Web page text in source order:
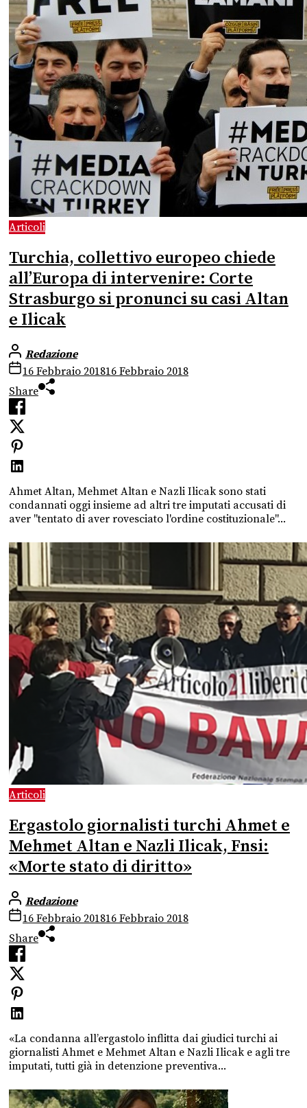
Articoli
Turchia, collettivo europeo chiede
all’Europa di intervenire: Corte
Strasburgo si pronunci su casi Altan
e Ilicak
Redazione
16 Febbraio 201816 Febbraio 2018
Share
Ahmet Altan, Mehmet Altan e Nazli Ilicak sono stati
condannati oggi insieme ad altri tre imputati accusati di
aver "tentato di aver rovesciato l'ordine costituzionale"...
Articoli
Ergastolo giornalisti turchi Ahmet e
Mehmet Altan e Nazli Ilicak, Fnsi:
«Morte stato di diritto»
Redazione
16 Febbraio 201816 Febbraio 2018
Share
«La condanna all’ergastolo inflitta dai giudici turchi ai
giornalisti Ahmet e Mehmet Altan e Nazli Ilicak e agli tre
imputati, tutti già in detenzione preventiva...